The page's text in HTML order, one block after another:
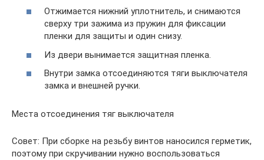
Отжимается нижний уплотнитель, и снимаются
сверху три зажима из пружин для фиксации
пленки для защиты и один снизу.
Из двери вынимается защитная пленка.
Внутри замка отсоединяются тяги выключателя
замка и внешней ручки.
Места отсоединения тяг выключателя
Совет: При сборке на резьбу винтов наносился герметик,
поэтому при скручивании нужно воспользоваться